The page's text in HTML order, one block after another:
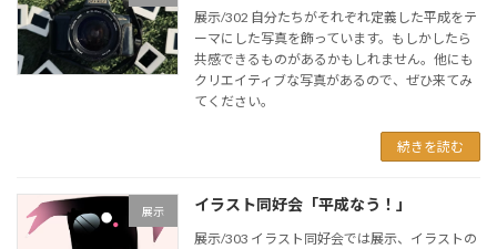
展示/302 自分たちがそれぞれ定義した平成をテ
ーマにした写真を飾っています。もしかしたら
共感できるものがあるかもしれません。他にも
クリエイティブな写真があるので、ぜひ来てみ
てください。
続きを読む
展示 イラスト同好会「平成なう！」
展示/303 イラスト同好会では展示、イラストの